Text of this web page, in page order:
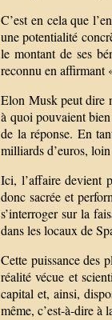
C’est en cela que
une potentialité
le montant de ses
reconnu en affirmant
Elon Musk peut dire
à quoi pouvaient
de la réponse. En
milliards d’euros,
Ici, l’affaire devient
donc sacrée et
s’interroger sur la
dans les locaux de
Cette puissance des
réalité vécue et
capital et, ainsi,
même, c’est-à-dire à